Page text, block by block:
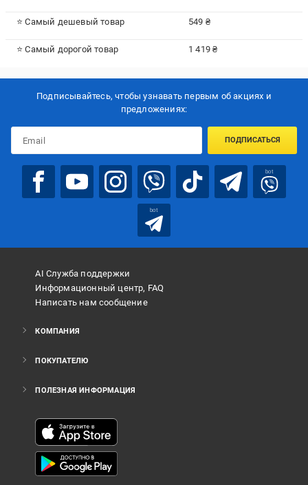
⭐ Самый дешевый товар 549 ₴
⭐ Самый дорогой товар 1 419 ₴
Подписывайтесь, чтобы узнавать первым об акцияx и
предложениях:
ПОДПИСАТЬСЯ
bot
bot
AI Служба поддержки
Информационный центр, FAQ
Написать нам сообщение
КОМПАНИЯ
ПОКУПАТЕЛЮ
ПОЛЕЗНАЯ ИНФОРМАЦИЯ